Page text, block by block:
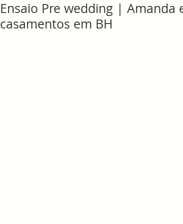
Ensaio Pre wedding |
casamentos em BH